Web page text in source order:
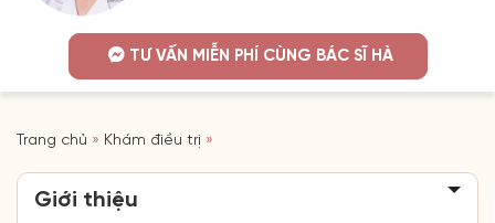
TƯ VẤN MIỄN PHÍ CÙNG BÁC SĨ HÀ
Trang chủ » Khám điều trị »
Giới thiệu